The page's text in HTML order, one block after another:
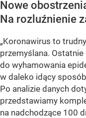
Nowe
Na rozluźnienie
„Koronawirus to
przemyślana.
do wyhamowania
w daleko idący
Po analizie danych
przedstawiamy
na nadchodzące 100